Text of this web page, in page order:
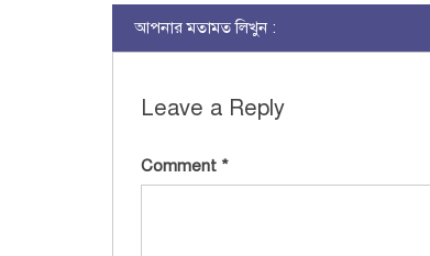
আপনার মতামত লিখুন :
Leave a Reply
Comment *